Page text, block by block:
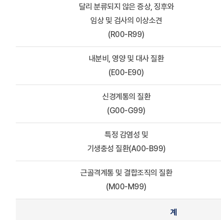
달리 분류되지 않은 증상, 징후와
임상 및 검사의 이상소견
(R00-R99)
내분비, 영양 및 대사 질환
(E00-E90)
신경계통의 질환
(G00-G99)
특정 감염성 및
기생충성 질환(A00-B99)
근골격계통 및 결합조직의 질환
(M00-M99)
계